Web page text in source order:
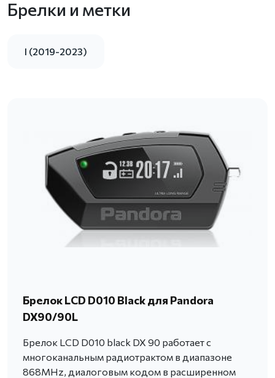
Брелки и метки
I (2019-2023)
Брелок LCD D010 Black для Pandora
DX90/90L
Брелок LCD D010 black DX 90 работает c
многоканальным радиотрактом в диапазоне
868MHz, диалоговым кодом в расширенном